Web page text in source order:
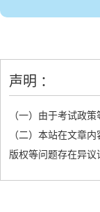
声明 ：
（一）由于考试政
（二）本站在文章
版权等问题存在异议